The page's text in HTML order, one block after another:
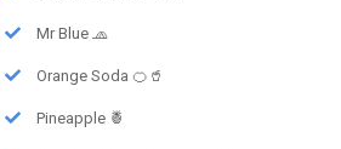
Mr Blue 🧢
Orange Soda 🍊🥤
Pineapple 🍍